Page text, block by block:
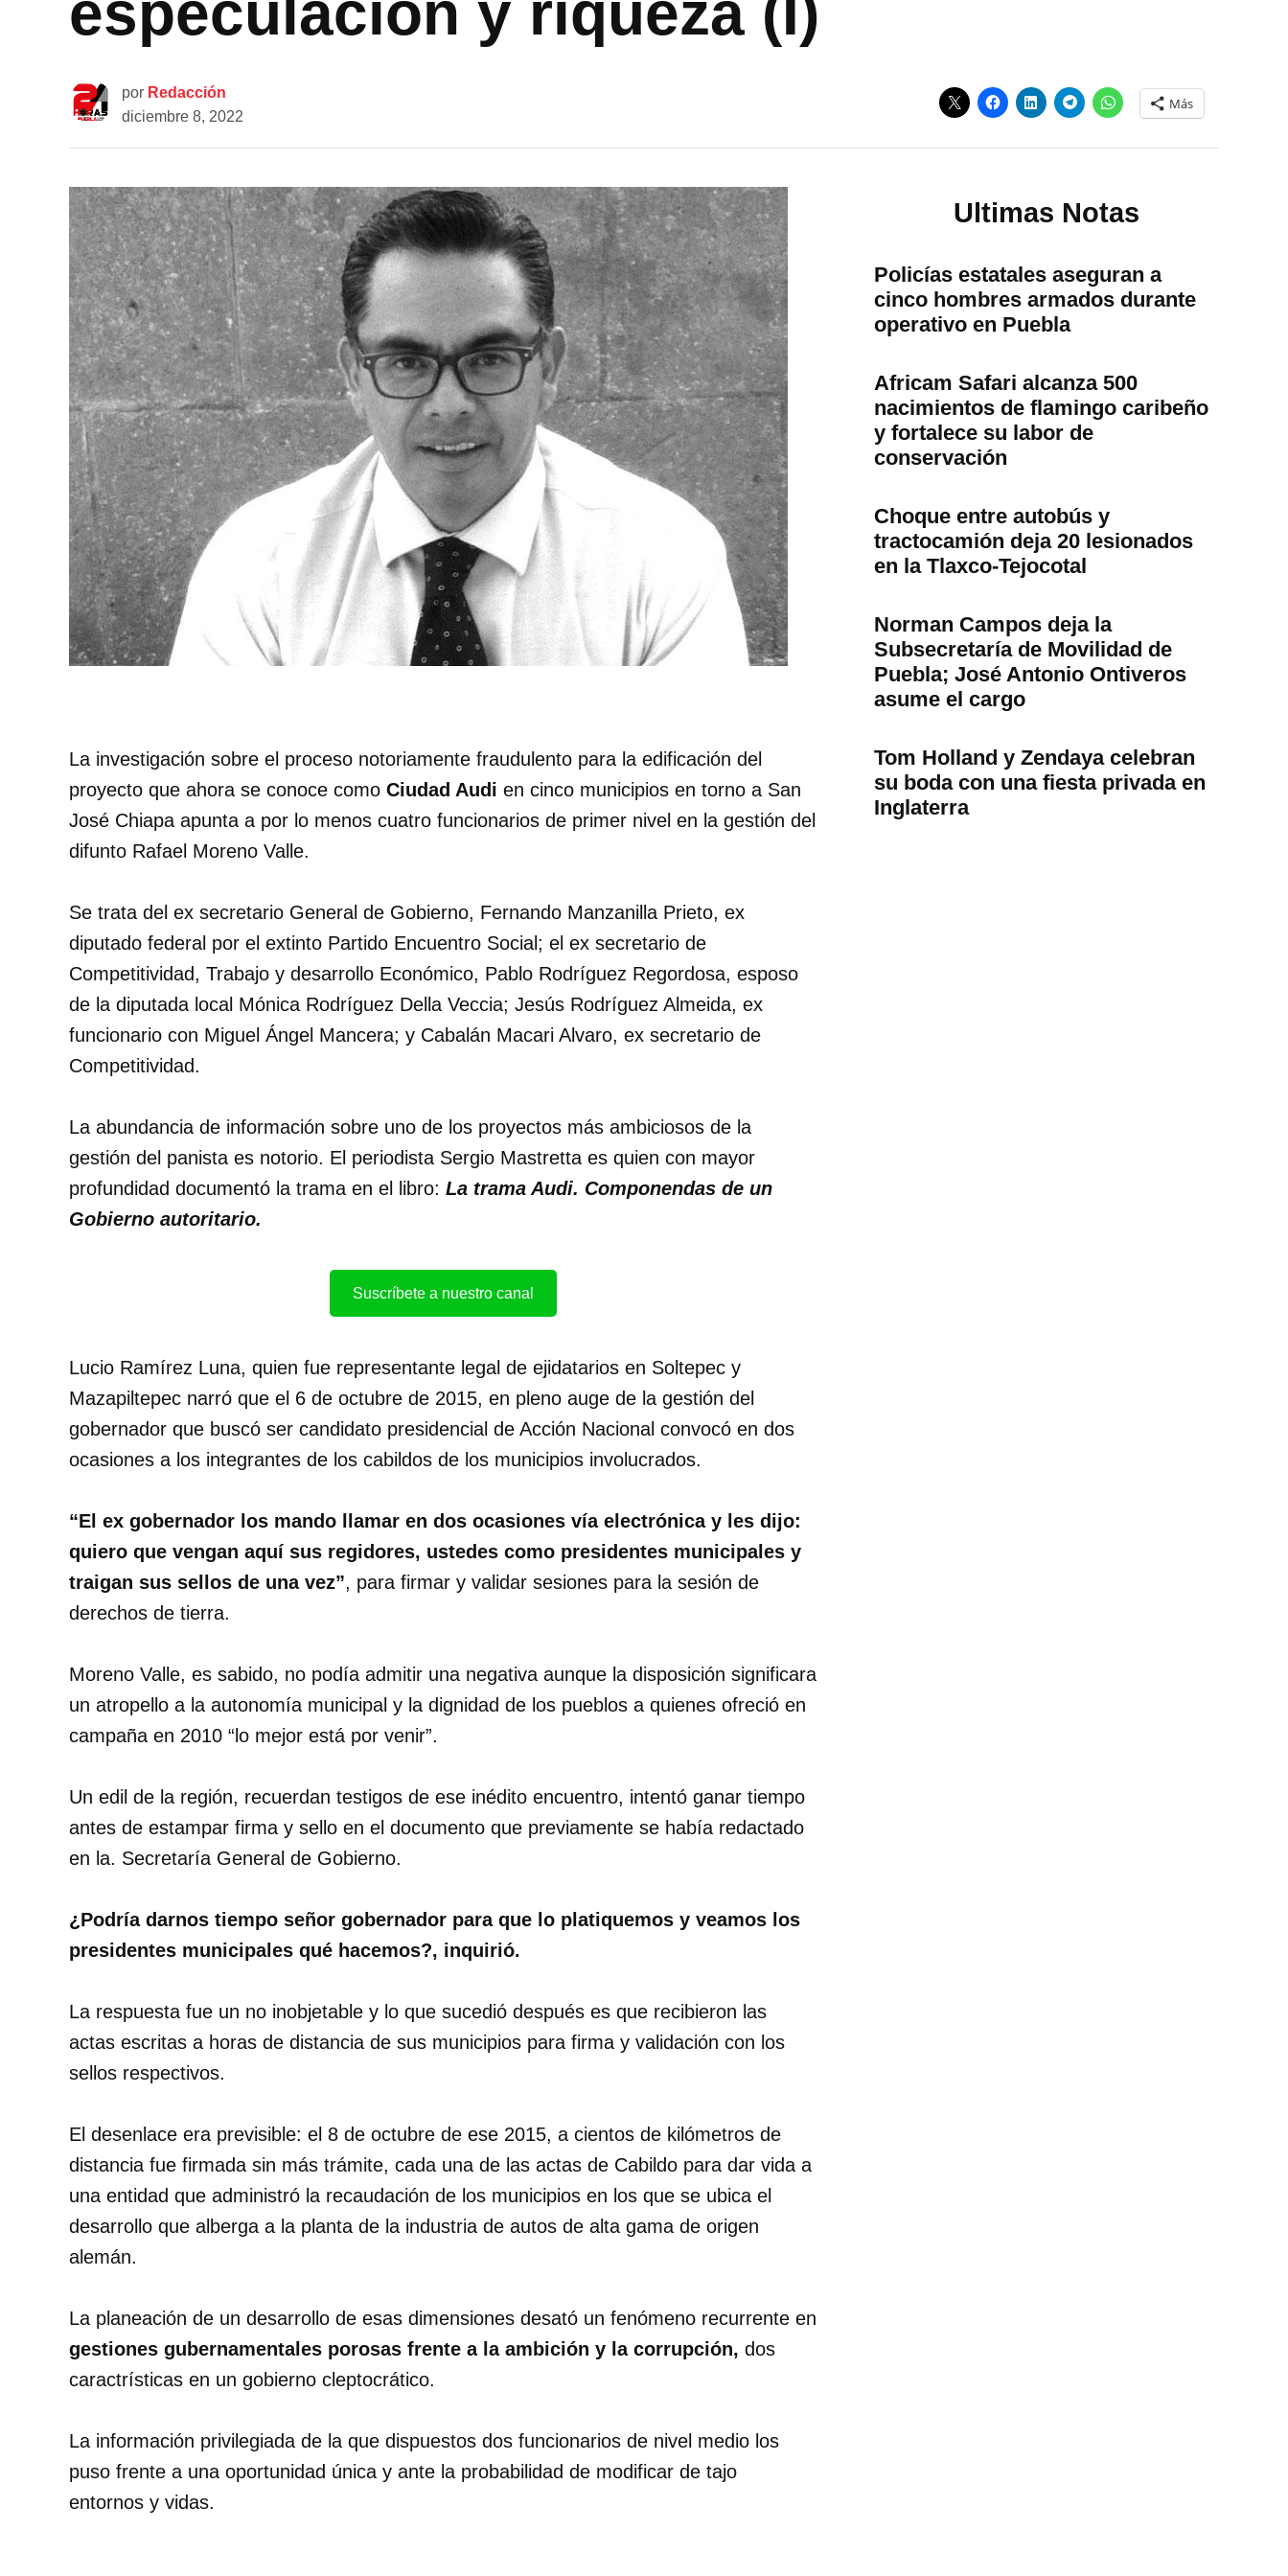
por Redacción
diciembre 8, 2022
Más
La investigación sobre el proceso notoriamente fraudulento para la edificación del
proyecto que ahora se conoce como Ciudad Audi en cinco municipios en torno a San
José Chiapa apunta a por lo menos cuatro funcionarios de primer nivel en la gestión del
difunto Rafael Moreno Valle.
Se trata del ex secretario General de Gobierno, Fernando Manzanilla Prieto, ex
diputado federal por el extinto Partido Encuentro Social; el ex secretario de
Competitividad, Trabajo y desarrollo Económico, Pablo Rodríguez Regordosa, esposo
de la diputada local Mónica Rodríguez Della Veccia; Jesús Rodríguez Almeida, ex
funcionario con Miguel Ángel Mancera; y Cabalán Macari Alvaro, ex secretario de
Competitividad.
La abundancia de información sobre uno de los proyectos más ambiciosos de la
gestión del panista es notorio. El periodista Sergio Mastretta es quien con mayor
profundidad documentó la trama en el libro: La trama Audi. Componendas de un
Gobierno autoritario.
Suscríbete a nuestro canal
Lucio Ramírez Luna, quien fue representante legal de ejidatarios en Soltepec y
Mazapiltepec narró que el 6 de octubre de 2015, en pleno auge de la gestión del
gobernador que buscó ser candidato presidencial de Acción Nacional convocó en dos
ocasiones a los integrantes de los cabildos de los municipios involucrados.
“El ex gobernador los mando llamar en dos ocasiones vía electrónica y les dijo:
quiero que vengan aquí sus regidores, ustedes como presidentes municipales y
traigan sus sellos de una vez”, para firmar y validar sesiones para la sesión de
derechos de tierra.
Moreno Valle, es sabido, no podía admitir una negativa aunque la disposición significara
un atropello a la autonomía municipal y la dignidad de los pueblos a quienes ofreció en
campaña en 2010 “lo mejor está por venir”.
Un edil de la región, recuerdan testigos de ese inédito encuentro, intentó ganar tiempo
antes de estampar firma y sello en el documento que previamente se había redactado
en la. Secretaría General de Gobierno.
¿Podría darnos tiempo señor gobernador para que lo platiquemos y veamos los
presidentes municipales qué hacemos?, inquirió.
La respuesta fue un no inobjetable y lo que sucedió después es que recibieron las
actas escritas a horas de distancia de sus municipios para firma y validación con los
sellos respectivos.
El desenlace era previsible: el 8 de octubre de ese 2015, a cientos de kilómetros de
distancia fue firmada sin más trámite, cada una de las actas de Cabildo para dar vida a
una entidad que administró la recaudación de los municipios en los que se ubica el
desarrollo que alberga a la planta de la industria de autos de alta gama de origen
alemán.
La planeación de un desarrollo de esas dimensiones desató un fenómeno recurrente en
gestiones gubernamentales porosas frente a la ambición y la corrupción, dos
caractrísticas en un gobierno cleptocrático.
La información privilegiada de la que dispuestos dos funcionarios de nivel medio los
puso frente a una oportunidad única y ante la probabilidad de modificar de tajo
entornos y vidas.
Ultimas Notas
Policías estatales aseguran a
cinco hombres armados durante
operativo en Puebla
Africam Safari alcanza 500
nacimientos de flamingo caribeño
y fortalece su labor de
conservación
Choque entre autobús y
tractocamión deja 20 lesionados
en la Tlaxco-Tejocotal
Norman Campos deja la
Subsecretaría de Movilidad de
Puebla; José Antonio Ontiveros
asume el cargo
Tom Holland y Zendaya celebran
su boda con una fiesta privada en
Inglaterra